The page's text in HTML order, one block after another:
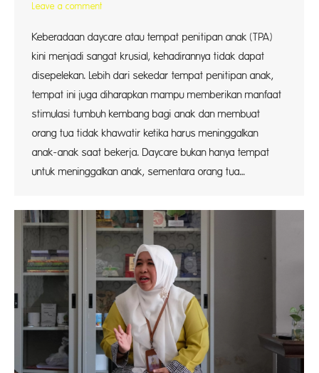
Leave a comment
Keberadaan daycare atau tempat penitipan anak (TPA)
kini menjadi sangat krusial, kehadirannya tidak dapat
disepelekan. Lebih dari sekedar tempat penitipan anak,
tempat ini juga diharapkan mampu memberikan manfaat
stimulasi tumbuh kembang bagi anak dan membuat
orang tua tidak khawatir ketika harus meninggalkan
anak-anak saat bekerja. Daycare bukan hanya tempat
untuk meninggalkan anak, sementara orang tua…